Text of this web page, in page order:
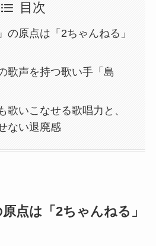
目次
の原点は「2ちゃんねる」
歌声を持つ歌い手「島
歌いこなせる歌唱力と、
ない退廃感
点は「2ちゃんねる」